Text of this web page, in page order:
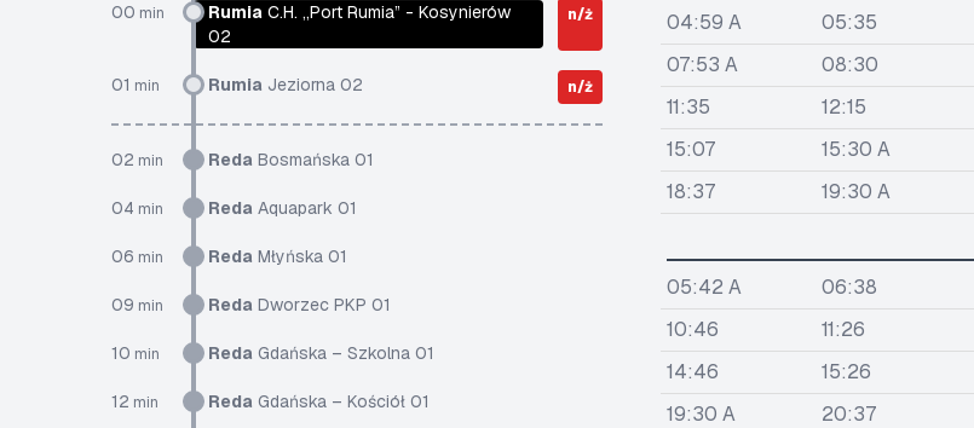
00 min Rumia C.H. „Port Rumia” - Kosynierów
02
n/ż
01 min Rumia Jeziorna 02 n/ż
02 min Reda Bosmańska 01
04 min Reda Aquapark 01
06 min Reda Młyńska 01
09 min Reda Dworzec PKP 01
10 min Reda Gdańska – Szkolna 01
12 min Reda Gdańska – Kościół 01
04:59 A 05:35
07:53 A
08:30
11:35
12:15
15:07
15:30 A
18:37
19:30 A
05:42 A 06:38
10:46
11:26
14:46
15:26
19:30 A
20:37